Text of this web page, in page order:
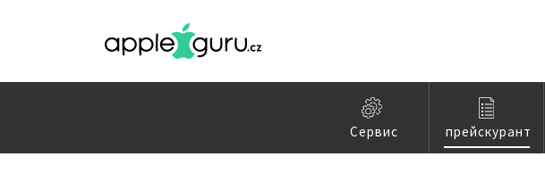
Сервис прейскурант